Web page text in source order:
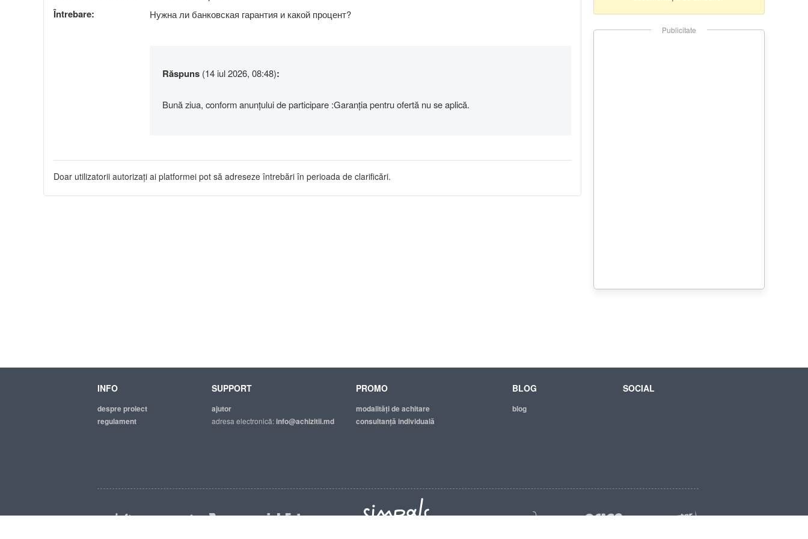
Publicitate
Întrebare: Нужна ли банковская гарантия и какой процент?
Răspuns (14 iul 2026, 08:48):
Bună ziua, conform anunțului de participare :Garanția pentru ofertă nu se aplică.
Doar utilizatorii autorizați ai platformei pot să adreseze întrebări în perioada de clarificări.
INFO
despre proiect
regulament
SUPPORT
ajutor
adresa electronică:info@achizitii.md
PROMO
modalităţi de achitare
consultanță individuală
BLOG
blog
SOCIAL